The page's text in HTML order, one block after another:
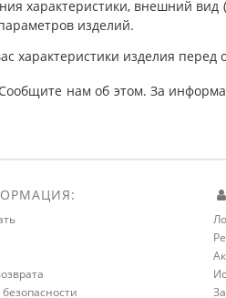
характеристики, внешний
изделий.
характеристики изделия перед
нам об этом. За